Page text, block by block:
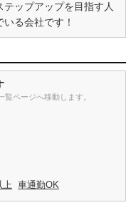
ップアップを目指す人
る会社です！
ページへ移動します。
上 車通勤OK